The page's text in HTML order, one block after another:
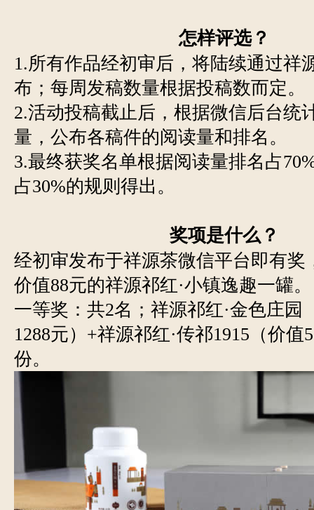
怎样评选？
1.所有作品经初审后，将陆续通过祥
布；每周发稿数量根据投稿数而定。
2.活动投稿截止后，根据微信后台统
量，公布各稿件的阅读量和排名。
3.最终获奖名单根据阅读量排名占
占30%的规则得出。
奖项是什么？
经初审发布于祥源茶微信平台即有奖
价值88元的祥源祁红·小镇逸趣一罐。
一等奖：共2名；祥源祁红·金色庄园
1288元）+祥源祁红·传祁1915（价值
份。